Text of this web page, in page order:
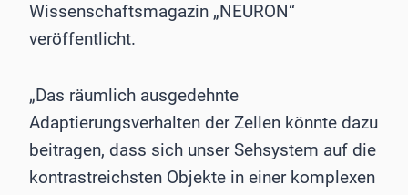
Wissenschaftsmagazin „NEURON“
veröffentlicht.
„Das räumlich ausgedehnte
Adaptierungsverhalten der Zellen könnte dazu
beitragen, dass sich unser Sehsystem auf die
kontrastreichsten Objekte in einer komplexen